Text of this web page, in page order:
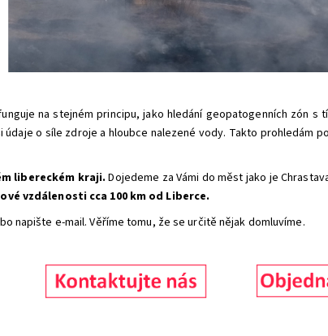
na stejném principu, jako hledání geopatogenních zón s
údaje o síle zdroje a hloubce nalezené vody. Takto prohledám
libereckém kraji. Dojedeme za Vámi do měst jako je
vzdálenosti cca 100 km od Liberce.
napište e-mail. Věříme tomu, že se určitě nějak domluvíme.